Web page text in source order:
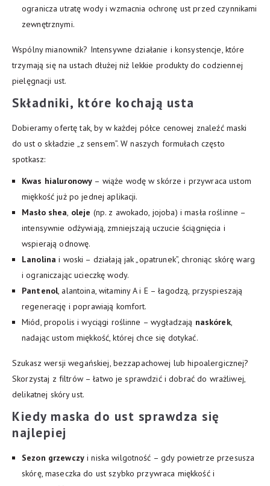
ogranicza utratę wody i wzmacnia ochronę ust przed czynnikami
zewnętrznymi.
Wspólny mianownik? Intensywne działanie i konsystencje, które
trzymają się na ustach dłużej niż lekkie produkty do codziennej
pielęgnacji ust.
Składniki, które kochają usta
Dobieramy ofertę tak, by w każdej półce cenowej znaleźć maski
do ust o składzie „z sensem”. W naszych formułach często
spotkasz:
Kwas hialuronowy – wiąże wodę w skórze i przywraca ustom
miękkość już po jednej aplikacji.
Masło shea, oleje (np. z awokado, jojoba) i masła roślinne –
intensywnie odżywiają, zmniejszają uczucie ściągnięcia i
wspierają odnowę.
Lanolina i woski – działają jak „opatrunek”, chroniąc skórę warg
i ograniczając ucieczkę wody.
Pantenol, alantoina, witaminy A i E – łagodzą, przyspieszają
regenerację i poprawiają komfort.
Miód, propolis i wyciągi roślinne – wygładzają naskórek,
nadając ustom miękkość, której chce się dotykać.
Szukasz wersji wegańskiej, bezzapachowej lub hipoalergicznej?
Skorzystaj z filtrów – łatwo je sprawdzić i dobrać do wrażliwej,
delikatnej skóry ust.
Kiedy maska do ust sprawdza się
najlepiej
Sezon grzewczyi niska wilgotność – gdy powietrze przesusza
skórę, maseczka do ust szybko przywraca miękkość i